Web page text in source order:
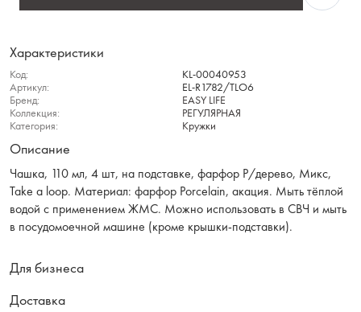
Характеристики
Код:
KL-00040953
Артикул:
EL-R1782/TLO6
Бренд:
EASY LIFE
Коллекция:
РЕГУЛЯРНАЯ
Категория:
Кружки
Описание
Чашка, 110 мл, 4 шт, на подставке, фарфор P/дерево, Микс,
Take a loop. Материал: фарфор Рorcelain, акация. Мыть тёплой
водой с применением ЖМС. Можно использовать в СВЧ и мыть
в посудомоечной машине (кроме крышки-подставки).
Для бизнеса
Доставка